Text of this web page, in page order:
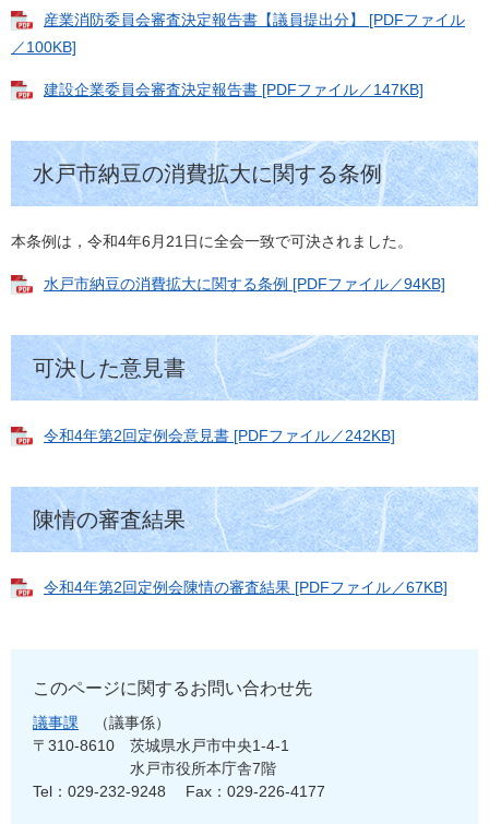
産業消防委員会審査決定報告書【議員提出分】 [PDFファイル
／100KB]
建設企業委員会審査決定報告書 [PDFファイル／147KB]
水戸市納豆の消費拡大に関する条例
本条例は，令和4年6月21日に全会一致で可決されました。
水戸市納豆の消費拡大に関する条例 [PDFファイル／94KB]
可決した意見書
令和4年第2回定例会意見書 [PDFファイル／242KB]
陳情の審査結果
令和4年第2回定例会陳情の審査結果 [PDFファイル／67KB]
このページに関するお問い合わせ先
議事課
議事係
〒310-8610
茨城県水戸市中央1-4-1
水戸市役所本庁舎7階
Tel：029-232-9248
Fax：029-226-4177